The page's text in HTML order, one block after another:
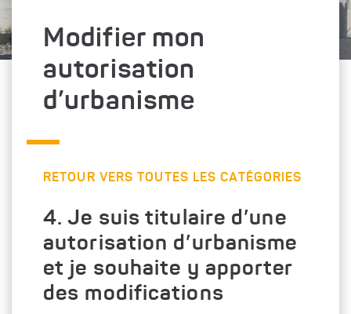
Modifier mon
autorisation
d’urbanisme
RETOUR VERS TOUTES LES CATÉGORIES
4. Je suis titulaire d’une
autorisation d’urbanisme
et je souhaite y apporter
des modifications